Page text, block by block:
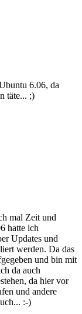
6.06, da
täte... ;)
mal Zeit und
hatte ich
Updates und
werden. Da das
und bin mit
da auch
da hier vor
und andere
:-)